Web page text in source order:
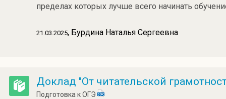
пределах которых лучше всего начинать
21.03.2025, Бурдина Наталья Сергеевна
Доклад "От читательской
Подготовка к ОГЭ